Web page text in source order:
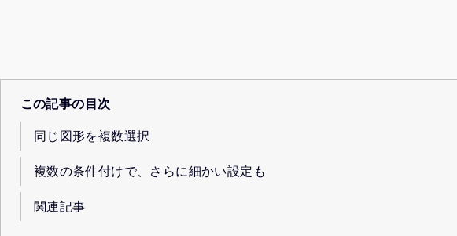
この記事の目次
同じ図形を複数選択
複数の条件付けで、さらに細かい設定も
関連記事